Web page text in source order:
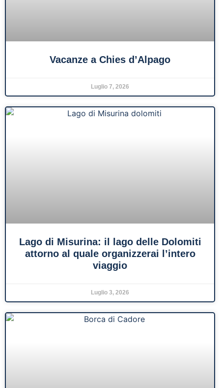
Vacanze a Chies d’Alpago
Luglio 7, 2026
Lago di Misurina: il lago delle Dolomiti
attorno al quale organizzerai l’intero
viaggio
Luglio 3, 2026